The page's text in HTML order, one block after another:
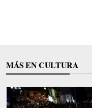
MÁS EN CULTURA